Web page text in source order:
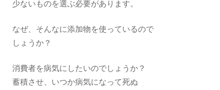
少ないものを選ぶ必要があります。
なぜ、そんなに添加物を使っているので
しょうか？
消費者を病気にしたいのでしょうか？
蓄積させ、いつか病気になって死ぬ